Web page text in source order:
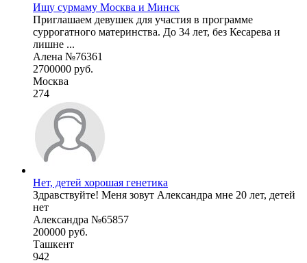
Ищу сурмаму Москва и Минск
Приглашаем девушек для участия в программе
суррогатного материнства. До 34 лет, без Кесарева и
лишне ...
Алена №76361
2700000 руб.
Москва
274
Нет, детей хорошая генетика
Здравствуйте! Меня зовут Александра мне 20 лет, детей
нет
Александра №65857
200000 руб.
Ташкент
942